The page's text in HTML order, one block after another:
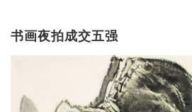
书画夜拍成交五强